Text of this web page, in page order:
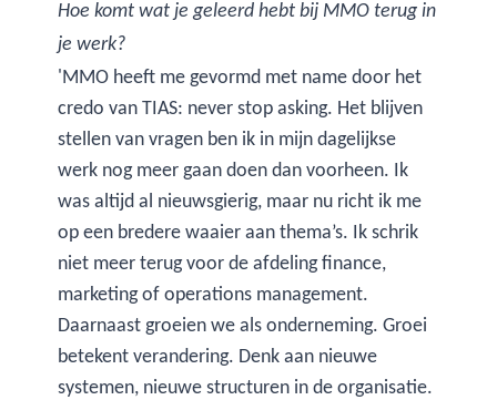
Hoe komt wat je geleerd hebt bij MMO terug in
je werk?
'MMO heeft me gevormd met name door het
credo van TIAS: never stop asking. Het blijven
stellen van vragen ben ik in mijn dagelijkse
werk nog meer gaan doen dan voorheen. Ik
was altijd al nieuwsgierig, maar nu richt ik me
op een bredere waaier aan thema’s. Ik schrik
niet meer terug voor de afdeling finance,
marketing of operations management.
Daarnaast groeien we als onderneming. Groei
betekent verandering. Denk aan nieuwe
systemen, nieuwe structuren in de organisatie.